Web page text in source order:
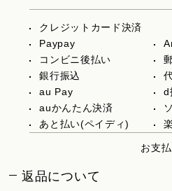
クレジットカード決済
Paypay
コンビニ後払い
銀行振込
au Pay
d
auかんたん決済
あと払い(ペイディ)
お支
返品について